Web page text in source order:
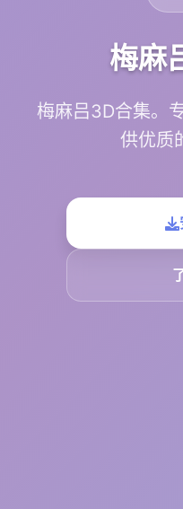
梅麻
梅麻吕3D合集。
供优质